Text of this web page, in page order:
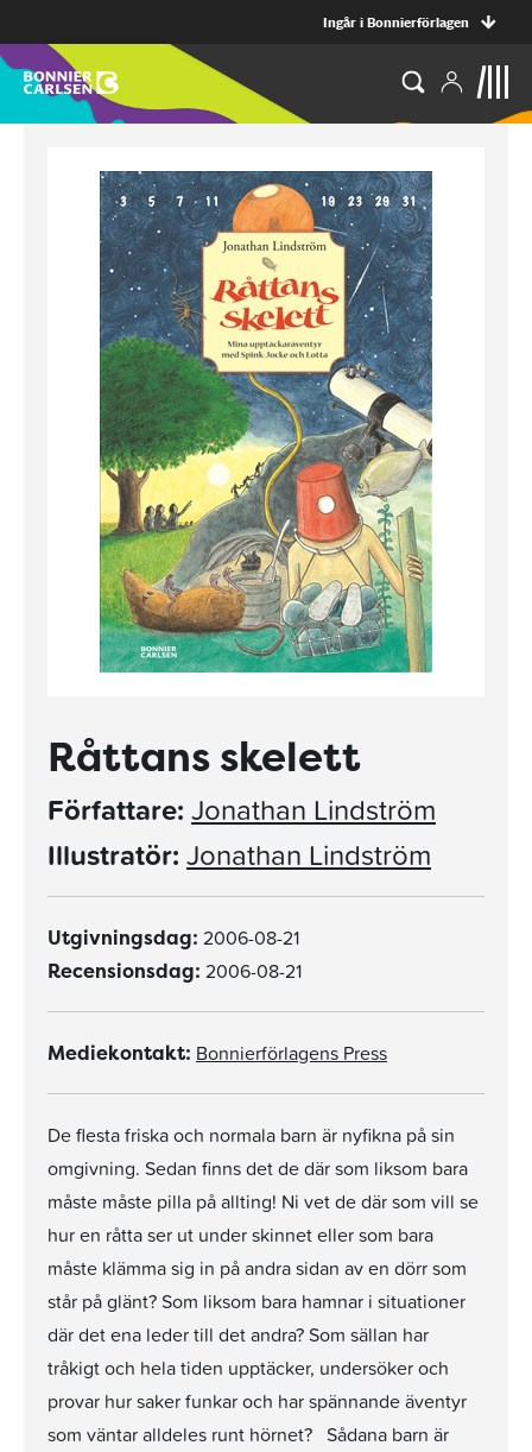
Ingår i Bonnierförlagen
Råttans skelett
Författare: Jonathan Lindström
Illustratör: Jonathan Lindström
Utgivningsdag: 2006-08-21
Recensionsdag: 2006-08-21
Mediekontakt: Bonnierförlagens Press
De flesta friska och normala barn är nyfikna på sin
omgivning. Sedan finns det de där som liksom bara
måste måste pilla på allting! Ni vet de där som vill se
hur en råtta ser ut under skinnet eller som bara
måste klämma sig in på andra sidan av en dörr som
står på glänt? Som liksom bara hamnar i situationer
där det ena leder till det andra? Som sällan har
tråkigt och hela tiden upptäcker, undersöker och
provar hur saker funkar och har spännande äventyr
som väntar alldeles runt hörnet? Sådana barn är